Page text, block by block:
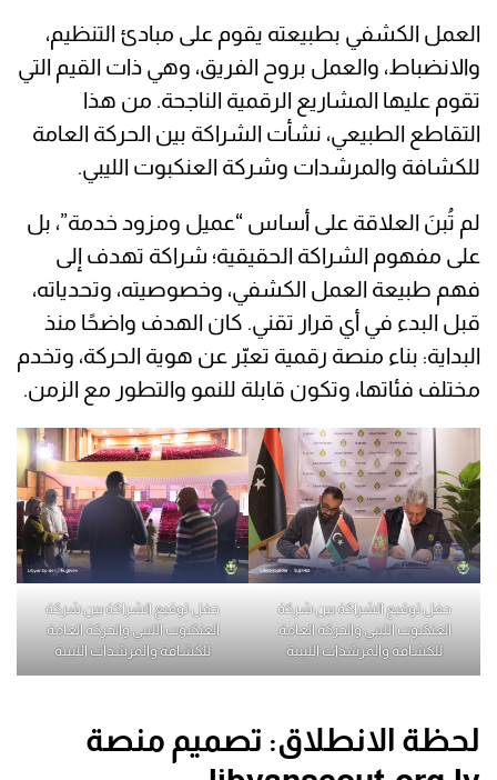
العمل الكشفي بطبيعته يقوم على مبادئ التنظيم،
والانضباط، والعمل بروح الفريق، وهي ذات القيم التي
تقوم عليها المشاريع الرقمية الناجحة. من هذا
التقاطع الطبيعي، نشأت الشراكة بين الحركة العامة
للكشافة والمرشدات وشركة العنكبوت الليبي.
لم تُبنَ العلاقة على أساس “عميل ومزود خدمة”، بل
على مفهوم الشراكة الحقيقية؛ شراكة تهدف إلى
فهم طبيعة العمل الكشفي، وخصوصيته، وتحدياته،
قبل البدء في أي قرار تقني. كان الهدف واضحًا منذ
البداية: بناء منصة رقمية تعبّر عن هوية الحركة، وتخدم
مختلف فئاتها، وتكون قابلة للنمو والتطور مع الزمن.
حفل توقيع الشراكة بين شركة
العنكبوت الليبي والحركة العامة
للكشافة والمرشدات الليبية
حفل توقيع الشراكة بين شركة
العنكبوت الليبي والحركة العامة
للكشافة والمرشدات الليبية
لحظة الانطلاق: تصميم منصة